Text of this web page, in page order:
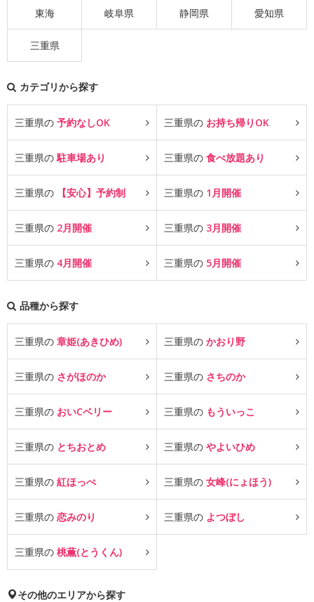
東海 岐阜県 静岡県 愛知県
三重県
カテゴリから探す
三重県の 予約なしOK 三重県の お持ち帰りOK
三重県の駐車場あり 三重県の 食べ放題あり
三重県の 【安心】予約制 三重県の 1月開催
三重県の 2月開催 三重県の 3月開催
三重県の 4月開催 三重県の 5月開催
品種から探す
三重県の 章姫(あきひめ) 三重県の かおり野
三重県の さがほのか 三重県の さちのか
三重県の おいCベリー 三重県の もういっこ
三重県の とちおとめ 三重県の やよいひめ
三重県の 紅ほっぺ 三重県の 女峰(にょほう)
三重県の 恋みのり 三重県の よつぼし
三重県の 桃薫(とうくん)
その他のエリアから探す